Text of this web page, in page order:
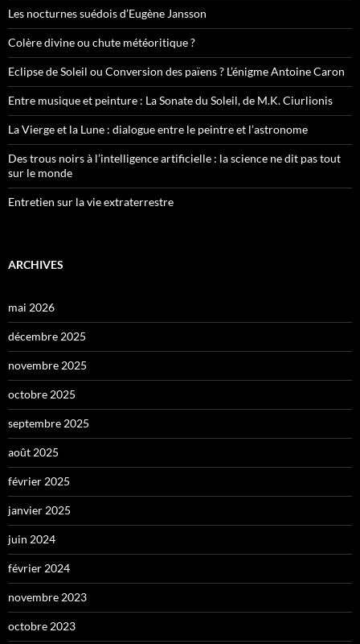
Les nocturnes suédois d’Eugène Jansson
Colère divine ou chute météoritique ?
Eclipse de Soleil ou Conversion des païens ? L’énigme Antoine Caron
Entre musique et peinture : La Sonate du Soleil, de M.K. Ciurlionis
La Vierge et la Lune : dialogue entre le peintre et l’astronome
Des trous noirs à l’intelligence artificielle : la science ne dit pas tout
sur le monde
Entretien sur la vie extraterrestre
ARCHIVES
mai 2026
décembre 2025
novembre 2025
octobre 2025
septembre 2025
août 2025
février 2025
janvier 2025
juin 2024
février 2024
novembre 2023
octobre 2023